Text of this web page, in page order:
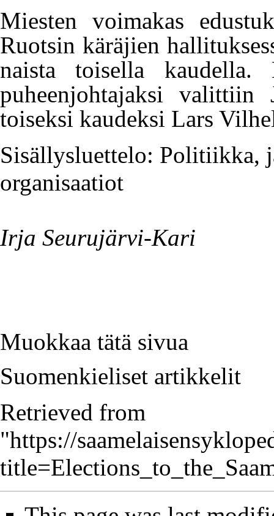
Miesten voimakas
Ruotsin käräjien
naista toisella kaudella.
puheenjohtajaksi
toiseksi kaudeksi Lars
Sisällysluettelo: Politiikka,
organisaatiot
Irja Seurujärvi-Kari
Muokkaa tätä sivua
Suomenkieliset artikkelit
Retrieved from
"https://